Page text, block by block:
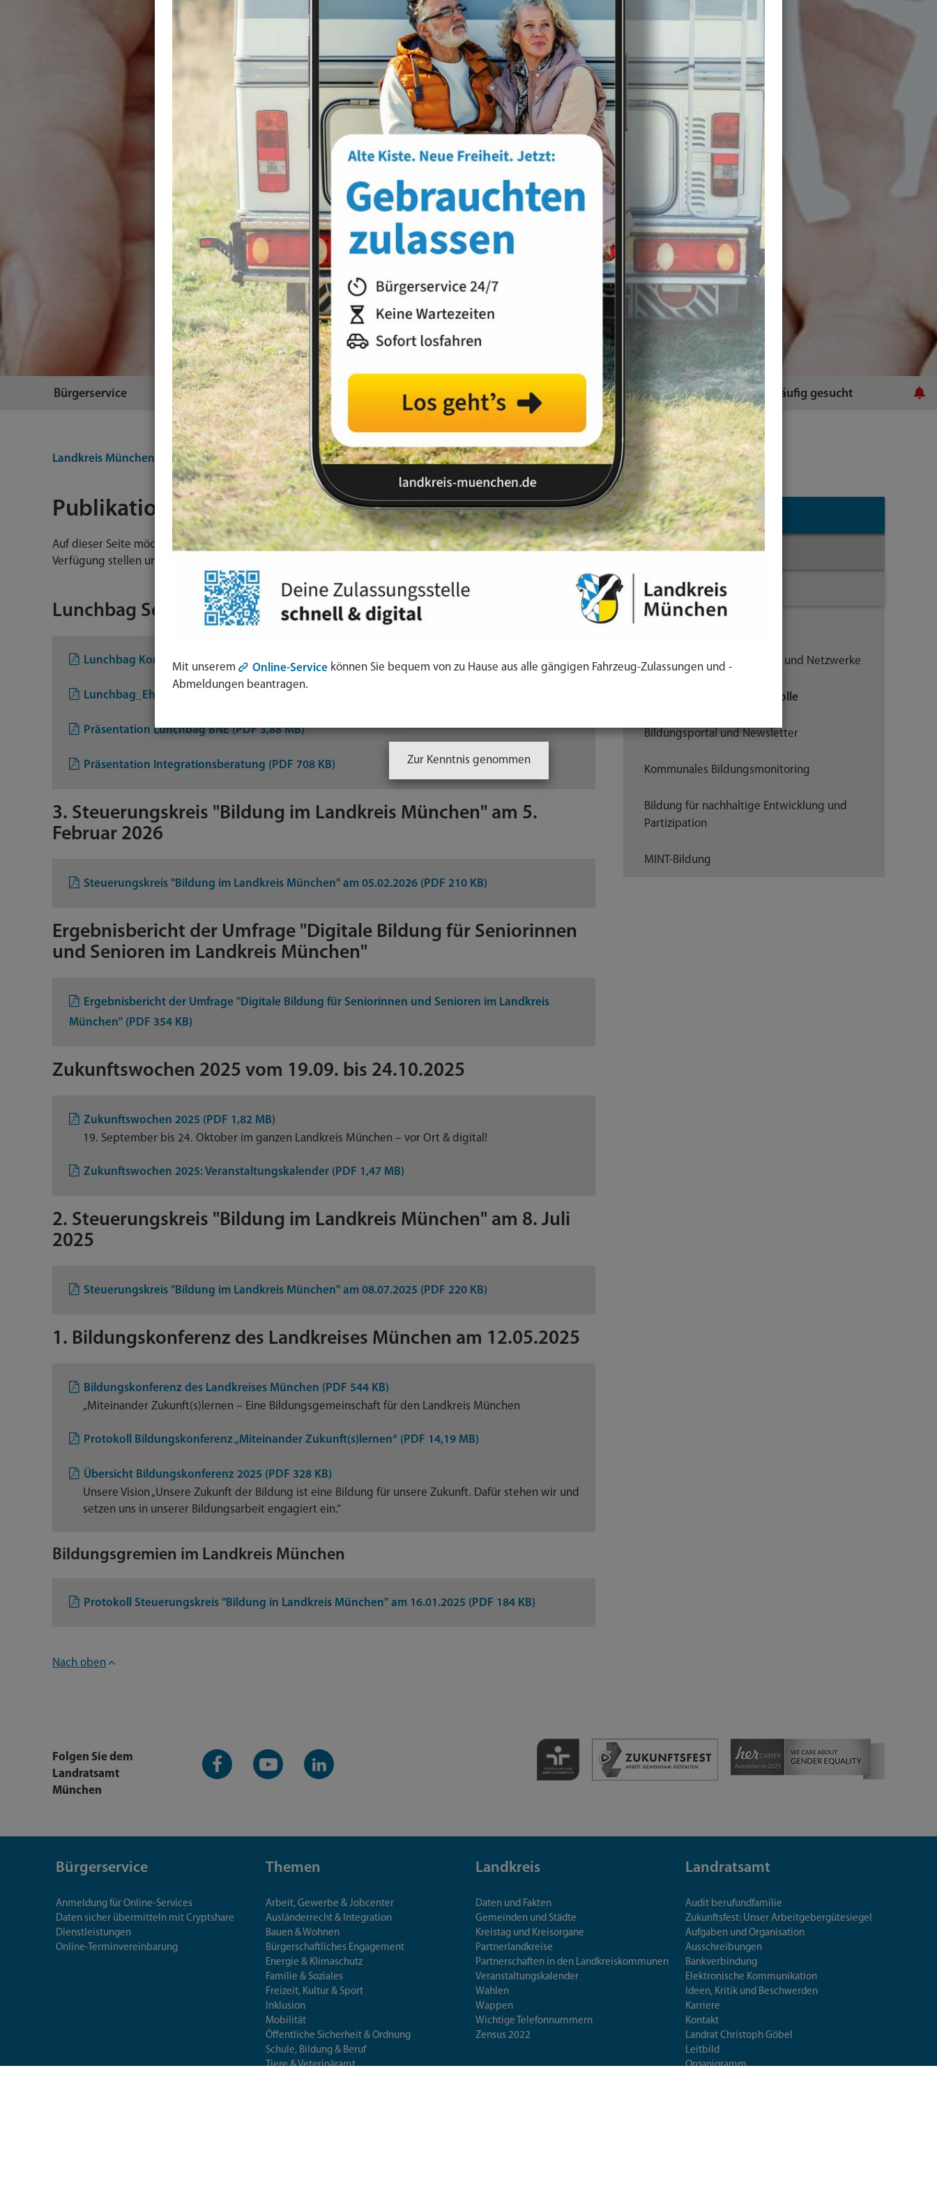
Bürgerservice Themen Landkreis Landratsamt Häufig gesucht
Landkreis München Themen Familie & Soziales Bildungsbüro Publikationen und Protokolle
Publikationen und Protokolle
Auf dieser Seite möchten wir Ihnen gerne alle relevanten Dokumente unserer Arbeit gesammelt zur
Verfügung stellen und so Transparenz über diese herstellen.
Lunchbag Sessions Dokumentation
Lunchbag Kommunalatlas Präsentation (PDF 245 KB)
Lunchbag_Ehrenamtliche-gewinnen_Praesentation.pdf (PDF 2,31 MB)
Präsentation Lunchbag BNE (PDF 3,88 MB)
Präsentation Integrationsberatung (PDF 708 KB)
3. Steuerungskreis "Bildung im Landkreis München" am 5.
Februar 2026
Steuerungskreis "Bildung im Landkreis München" am 05.02.2026 (PDF 210 KB)
Ergebnisbericht der Umfrage "Digitale Bildung für Seniorinnen
und Senioren im Landkreis München"
Ergebnisbericht der Umfrage "Digitale Bildung für Seniorinnen und Senioren im Landkreis
München" (PDF 354 KB)
Zukunftswochen 2025 vom 19.09. bis 24.10.2025
Zukunftswochen 2025 (PDF 1,82 MB)
19. September bis 24. Oktober im ganzen Landkreis München – vor Ort & digital!
Zukunftswochen 2025: Veranstaltungskalender (PDF 1,47 MB)
2. Steuerungskreis "Bildung im Landkreis München" am 8. Juli
2025
Steuerungskreis "Bildung im Landkreis München" am 08.07.2025 (PDF 220 KB)
1. Bildungskonferenz des Landkreises München am 12.05.2025
Bildungskonferenz des Landkreises München (PDF 544 KB)
„Miteinander Zukunft(s)lernen – Eine Bildungsgemeinschaft für den Landkreis München
Protokoll Bildungskonferenz „Miteinander Zukunft(s)lernen“ (PDF 14,19 MB)
Übersicht Bildungskonferenz 2025 (PDF 328 KB)
Unsere Vision „Unsere Zukunft der Bildung ist eine Bildung für unsere Zukunft. Dafür stehen wir und
setzen uns in unserer Bildungsarbeit engagiert ein.“
Bildungsgremien im Landkreis München
Protokoll Steuerungskreis "Bildung in Landkreis München" am 16.01.2025 (PDF 184 KB)
Themen
Familie & Soziales
Bildungsbüro
Bildungsstrategie, Gremien und Netzwerke
Publikationen und Protokolle
Bildungsportal und Newsletter
Kommunales Bildungsmonitoring
Bildung für nachhaltige Entwicklung und
Partizipation
MINT-Bildung
Nach oben
Folgen Sie dem
Landratsamt
München
Facebook-
Seite
YouTube-
Kanal
LinkedIn-
Kanal
Bürgerservice
Anmeldung für Online-Services
Daten sicher übermitteln mit Cryptshare
Dienstleistungen
Online-Terminvereinbarung
Themen
Arbeit, Gewerbe & Jobcenter
Ausländerrecht & Integration
Bauen & Wohnen
Bürgerschaftliches Engagement
Energie & Klimaschutz
Familie & Soziales
Freizeit, Kultur & Sport
Inklusion
Mobilität
Öffentliche Sicherheit & Ordnung
Schule, Bildung & Beruf
Tiere & Veterinäramt
Landkreis
Daten und Fakten
Gemeinden und Städte
Kreistag und Kreisorgane
Partnerlandkreise
Partnerschaften in den Landkreiskommunen
Veranstaltungskalender
Wahlen
Wappen
Wichtige Telefonnummern
Zensus 2022
Landratsamt
Audit berufundfamilie
Zukunftsfest: Unser Arbeitgebergütesiegel
Aufgaben und Organisation
Ausschreibungen
Bankverbindung
Elektronische Kommunikation
Ideen, Kritik und Beschwerden
Karriere
Kontakt
Landrat Christoph Göbel
Leitbild
Organigramm
Mit unserem Online-Service können Sie bequem von zu Hause aus alle gängigen Fahrzeug-Zulassungen und -
Abmeldungen beantragen.
Zur Kenntnis genommen